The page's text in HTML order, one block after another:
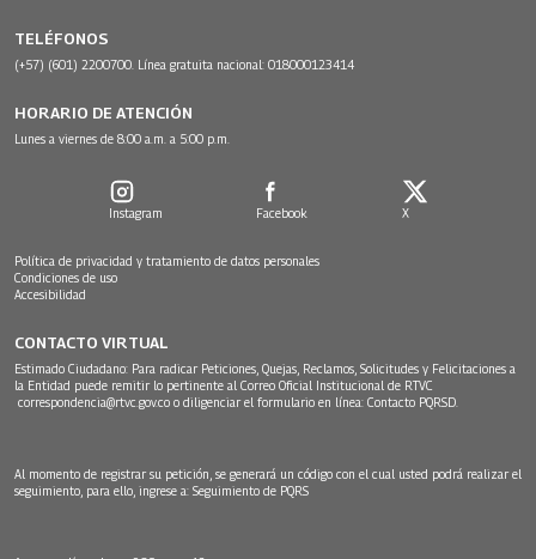
TELÉFONOS
(+57) (601) 2200700. Línea gratuita nacional: 018000123414
HORARIO DE ATENCIÓN
Lunes a viernes de 8:00 a.m. a 5:00 p.m.
Instagram Facebook X
Política de privacidad y tratamiento de datos personales
Condiciones de uso
Accesibilidad
CONTACTO VIRTUAL
Estimado Ciudadano: Para radicar Peticiones, Quejas, Reclamos, Solicitudes y Felicitaciones a
la Entidad puede remitir lo pertinente al Correo Oficial Institucional de RTVC
correspondencia@rtvc.gov.co o diligenciar el formulario en línea: Contacto PQRSD.
Al momento de registrar su petición, se generará un código con el cual usted podrá realizar el
seguimiento, para ello, ingrese a: Seguimiento de PQRS